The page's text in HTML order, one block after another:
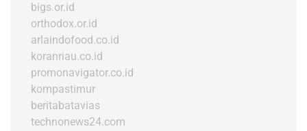
bigs.or.id
orthodox.or.id
arlaindofood.co.id
koranriau.co.id
promonavigator.co.id
kompastimur
beritabatavias
technonews24.com